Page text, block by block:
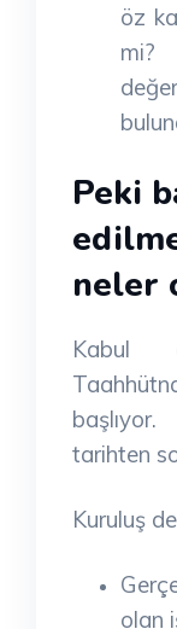
öz
Peki
neler
Kabul
başlıyor.
tarihten
Kuruluş
olan